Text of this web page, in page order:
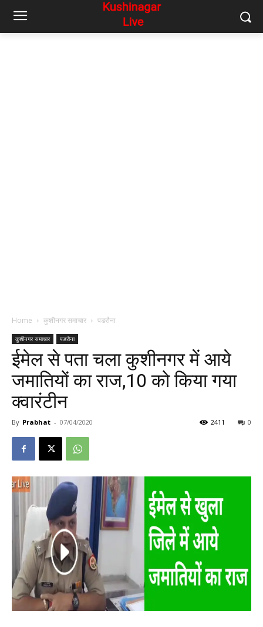
Home कुशीनगर समाचार पडरौना
कुशीनगर समाचार पडरौना
ईमेल से पता चला कुशीनगर में आये
जमातियों का राज,10 को किया गया
क्वारंटीन
By Prabhat - 07/04/2020 0
2411